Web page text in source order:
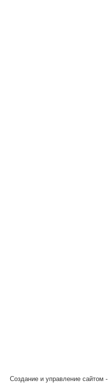
Создание и управление сайтом -